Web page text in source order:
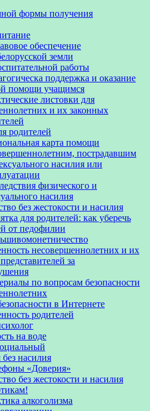
формы получения
обеспечение
земли
работы
поддержка и оказание
помощи учащимся
листовки для
и их законных
родителей
карта помощи
пострадавшим
насилия или
физического и
насилия
без жестокости и насилия
для родителей: как уберечь
от педофилии
несовершеннолетних и их
за
по вопросам безопасности
в Интернете
родителей
на воде
насилия
«Доверия»
без жестокости и насилия
алкоголизма